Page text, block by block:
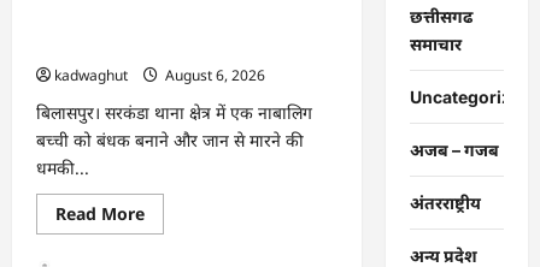
kadwaghut
August 6, 2026
बिलासपुर। सरकंडा थाना क्षेत्र में एक नाबालिग
बच्ची को बंधक बनाने और जान से मारने की
धमकी...
Read MoreRead
more
छत्तीसगढ
समाचार
Uncategorized
अजब – गजब
अंतरराष्ट्रीय
अन्य प्रदेश